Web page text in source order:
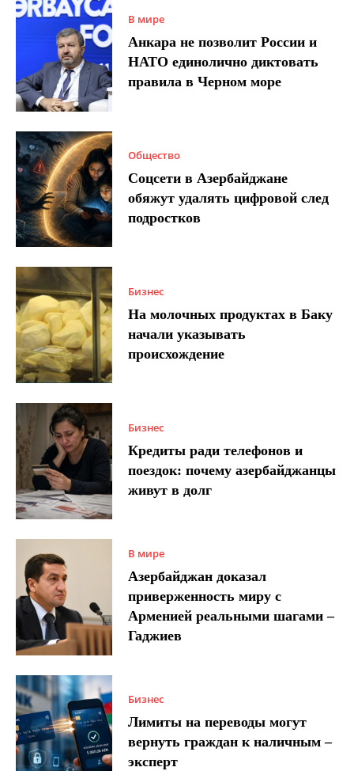
В мире
Анкара не позволит России и
НАТО единолично диктовать
правила в Черном море
Общество
Соцсети в Азербайджане
обяжут удалять цифровой след
подростков
Бизнес
На молочных продуктах в Баку
начали указывать
происхождение
Бизнес
Кредиты ради телефонов и
поездок: почему азербайджанцы
живут в долг
В мире
Азербайджан доказал
приверженность миру с
Арменией реальными шагами –
Гаджиев
Бизнес
Лимиты на переводы могут
вернуть граждан к наличным –
эксперт